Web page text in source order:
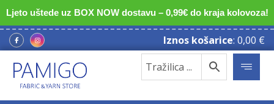
Ljeto uštede uz BOX NOW dostavu – 0,99€ do kraja kolovoza!
Iznos košarice: 0,00 €